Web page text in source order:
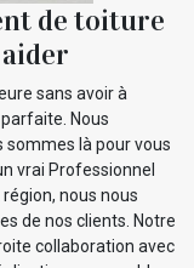
de toiture
sans avoir à
Nous
là pour vous
vrai Professionnel
nous nous
de nos clients. Notre
collaboration avec